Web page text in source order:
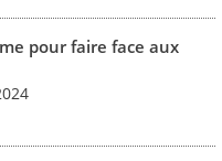
pour faire face aux